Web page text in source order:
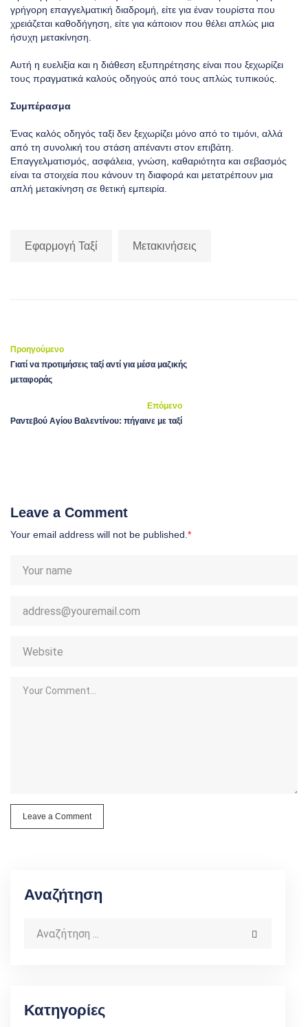
γρήγορη επαγγελματική διαδρομή, είτε για έναν τουρίστα που
χρειάζεται καθοδήγηση, είτε για κάποιον που θέλει απλώς μια
ήσυχη μετακίνηση.
Αυτή η ευελιξία και η διάθεση εξυπηρέτησης είναι που ξεχωρίζει
τους πραγματικά καλούς οδηγούς από τους απλώς τυπικούς.
Συμπέρασμα
Ένας καλός οδηγός ταξί δεν ξεχωρίζει μόνο από το τιμόνι, αλλά
από τη συνολική του στάση απέναντι στον επιβάτη.
Επαγγελματισμός, ασφάλεια, γνώση, καθαριότητα και σεβασμός
είναι τα στοιχεία που κάνουν τη διαφορά και μετατρέπουν μια
απλή μετακίνηση σε θετική εμπειρία.
Εφαρμογή Ταξί Μετακινήσεις
Προηγούμενο
Γιατί να προτιμήσεις ταξί αντί για μέσα μαζικής
μεταφοράς
Επόμενο
Ραντεβού Αγίου Βαλεντίνου: πήγαινε με ταξί
Leave a Comment
Your email address will not be published.*
Leave a Comment
Αναζήτηση
Κατηγορίες